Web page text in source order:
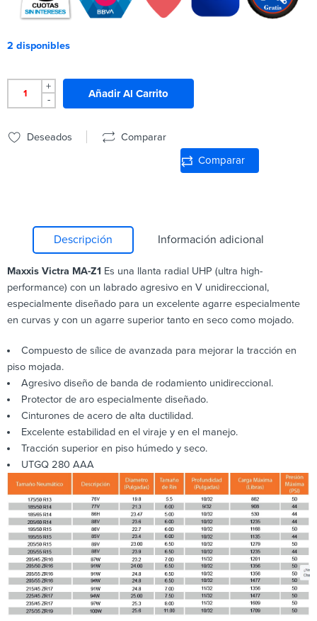
2 disponibles
+
-
Añadir Al Carrito
Deseados Comparar
Comparar
Descripción Información adicional
Maxxis Victra MA-Z1 Es una llanta radial UHP (ultra high-
performance) con un labrado agresivo en V unidireccional,
especialmente diseñado para un excelente agarre especialmente
en curvas y con un agarre superior tanto en seco como mojado.
Compuesto de sílice de avanzada para mejorar la tracción en
piso mojada.
Agresivo diseño de banda de rodamiento unidireccional.
Protector de aro especialmente diseñado.
Cinturones de acero de alta ductilidad.
Excelente estabilidad en el viraje y en el manejo.
Tracción superior en piso húmedo y seco.
UTGQ 280 AAA